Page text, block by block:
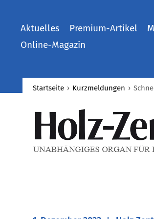
Aktuelles Premium-Artikel
Online-Magazin
Startseite › Kurzmeldungen ›